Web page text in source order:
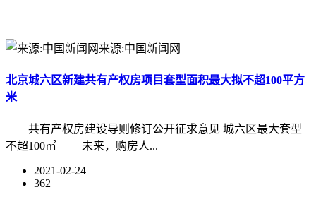
来源:中国新闻网
北京城六区新建共有产权房项目套型面积最大拟不超100平方
米
共有产权房建设导则修订公开征求意见 城六区最大套型
不超100㎡ 未来，购房人...
2021-02-24
362